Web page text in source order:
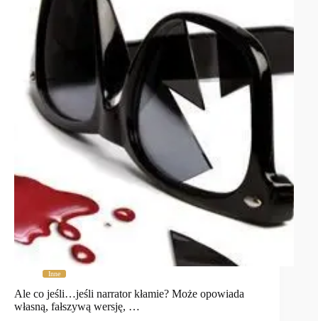
Inne
Ale co jeśli…jeśli narrator kłamie? Może opowiada
własną, fałszywą wersję, …